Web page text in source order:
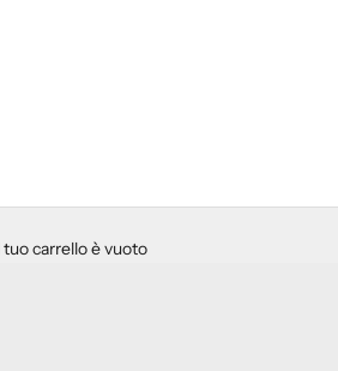
tuo carrello è vuoto